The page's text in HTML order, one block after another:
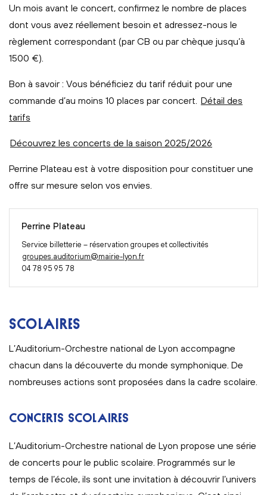
Un mois avant le concert, confirmez le nombre de places
dont vous avez réellement besoin et adressez-nous le
règlement correspondant (par CB ou par chèque jusqu’à
1500 €).
Bon à savoir : Vous bénéficiez du tarif réduit pour une
commande d’au moins 10 places par concert. Détail des
tarifs
Découvrez les concerts de la saison 2025/2026
Perrine Plateau est à votre disposition pour constituer une
offre sur mesure selon vos envies.
Perrine Plateau
Service billetterie – réservation groupes et collectivités
groupes.auditorium@mairie-lyon.fr
04 78 95 95 78
SCOLAIRES
L’Auditorium-Orchestre national de Lyon accompagne
chacun dans la découverte du monde symphonique. De
nombreuses actions sont proposées dans la cadre scolaire.
CONCERTS SCOLAIRES
L’Auditorium-Orchestre national de Lyon propose une série
de concerts pour le public scolaire. Programmés sur le
temps de l’école, ils sont une invitation à découvrir l’univers